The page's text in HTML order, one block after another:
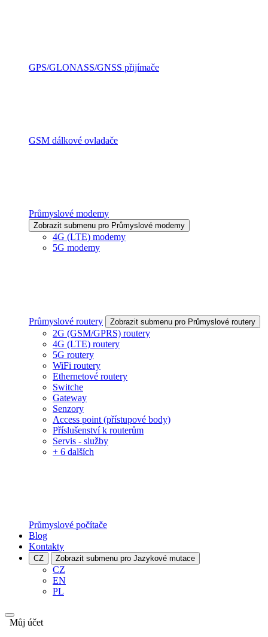
GPS/GLONASS/GNSS přijímače
GSM dálkové ovladače
Průmyslové modemy
Zobrazit submenu pro Průmyslové modemy
4G (LTE) modemy
5G modemy
Průmyslové routery Zobrazit submenu pro Průmyslové routery
2G (GSM/GPRS) routery
4G (LTE) routery
5G routery
WiFi routery
Ethernetové routery
Switche
Gateway
Senzory
Access point (přístupové body)
Příslušenství k routerům
Servis - služby
+ 6 dalších
Průmyslové počítače
Blog
Kontakty
CZ Zobrazit submenu pro Jazykové mutace
CZ
EN
PL
Můj účet